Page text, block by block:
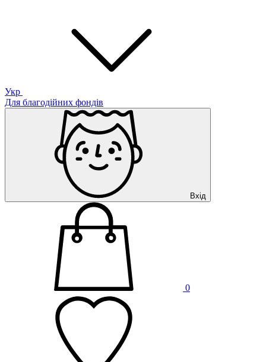
Укр
Для благодійних фондів
Вхід
0